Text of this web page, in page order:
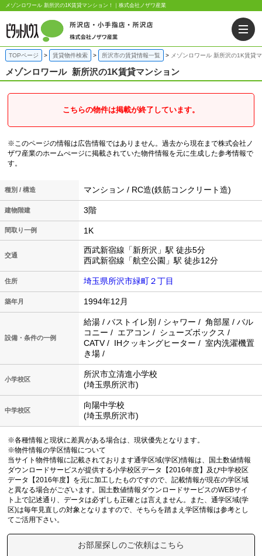
メゾンロワール 新所沢の1K賃貸マンション！｜株式会社ノザワ産業
TOPページ 賃貸物件検索 所沢市の賃貸情報一覧 メゾンロワール 新所沢の1K賃貸
メゾンロワール 新所沢の1K賃貸マンション
こちらの物件は掲載が終了しています。
※このページの情報は広告情報ではありません。過去から現在まで株式会社ノ
ザワ産業のホームぺージに掲載されていた物件情報を元に生成した参考情報で
す。
種別 / 構造 マンション / RC造(鉄筋コンクリート造)
建物階建 3階
間取り一例 1K
交通
西武新宿線「新所沢」駅 徒歩5分
西武新宿線「航空公園」駅 徒歩12分
住所 埼玉県所沢市緑町２丁目
築年月 1994年12月
設備・条件の一例
給湯 / バストイレ別 / シャワー / 角部屋 / バル
コニー / エアコン / シューズボックス /
CATV / IHクッキングヒーター / 室内洗濯機置
き場 /
小学校区
所沢市立清進小学校
(埼玉県所沢市)
中学校区
向陽中学校
(埼玉県所沢市)
※各種情報と現状に差異がある場合は、現状優先となります。
※物件情報の学区情報について
当サイト物件情報に記載されております通学区域(学区)情報は、国土数値情報
ダウンロードサービスが提供する小学校区データ【2016年度】及び中学校区
データ【2016年度】を元に加工したものですので、記載情報が現在の学区域
と異なる場合がございます。国土数値情報ダウンロードサービスのWEBサイ
ト上で記述通り、データは必ずしも正確とは言えません。また、通学区域(学
区)は毎年見直しの対象となりますので、そちらを踏まえ学区情報は参考とし
てご活用下さい。
お部屋探しのご依頼はこちら